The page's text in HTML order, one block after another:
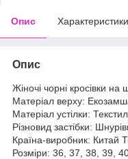
Опис Характеристики
Опис
Жіночі чорні кросівки на
Матеріал верху:
Матеріал устілки:
Різновид застібки:
Країна-виробник: Китай
Розміри: 36, 37, 38, 39,